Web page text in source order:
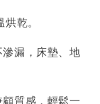
乾。
漏，床墊、地
質感，輕鬆一